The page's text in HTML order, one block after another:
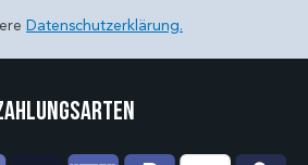
Datenschutzerklärung.